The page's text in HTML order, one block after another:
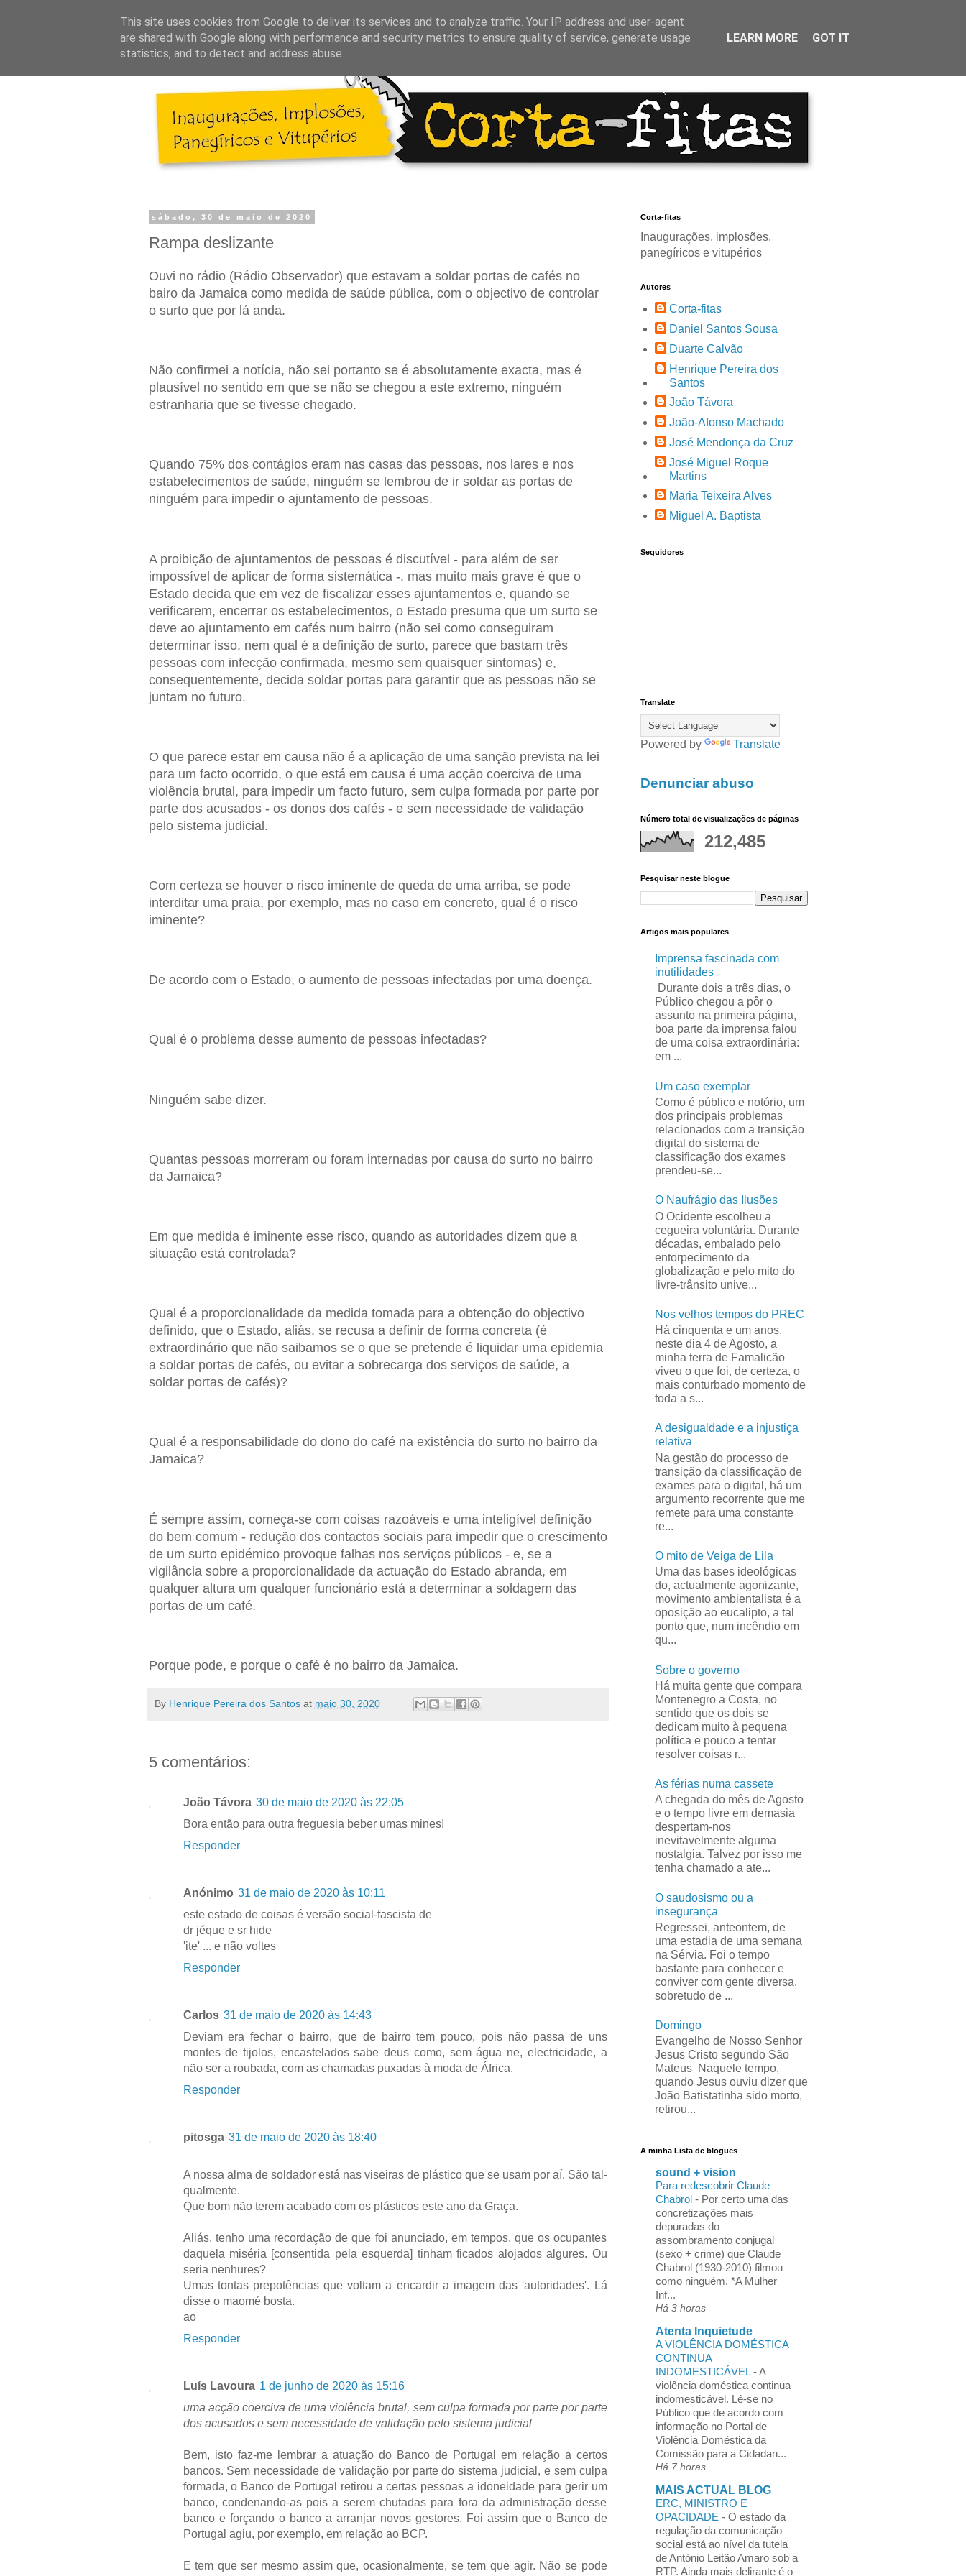
sábado, 30 de maio de 2020
Rampa deslizante
Ouvi no rádio (Rádio Observador) que estavam a soldar portas de cafés no
bairo da Jamaica como medida de saúde pública, com o objectivo de controlar
o surto que por lá anda.
Não confirmei a notícia, não sei portanto se é absolutamente exacta, mas é
plausível no sentido em que se não se chegou a este extremo, ninguém
estranharia que se tivesse chegado.
Quando 75% dos contágios eram nas casas das pessoas, nos lares e nos
estabelecimentos de saúde, ninguém se lembrou de ir soldar as portas de
ninguém para impedir o ajuntamento de pessoas.
A proibição de ajuntamentos de pessoas é discutível - para além de ser
impossível de aplicar de forma sistemática -, mas muito mais grave é que o
Estado decida que em vez de fiscalizar esses ajuntamentos e, quando se
verificarem, encerrar os estabelecimentos, o Estado presuma que um surto se
deve ao ajuntamento em cafés num bairro (não sei como conseguiram
determinar isso, nem qual é a definição de surto, parece que bastam três
pessoas com infecção confirmada, mesmo sem quaisquer sintomas) e,
consequentemente, decida soldar portas para garantir que as pessoas não se
juntam no futuro.
O que parece estar em causa não é a aplicação de uma sanção prevista na lei
para um facto ocorrido, o que está em causa é uma acção coerciva de uma
violência brutal, para impedir um facto futuro, sem culpa formada por parte por
parte dos acusados - os donos dos cafés - e sem necessidade de validação
pelo sistema judicial.
Com certeza se houver o risco iminente de queda de uma arriba, se pode
interditar uma praia, por exemplo, mas no caso em concreto, qual é o risco
iminente?
De acordo com o Estado, o aumento de pessoas infectadas por uma doença.
Qual é o problema desse aumento de pessoas infectadas?
Ninguém sabe dizer.
Quantas pessoas morreram ou foram internadas por causa do surto no bairro
da Jamaica?
Em que medida é iminente esse risco, quando as autoridades dizem que a
situação está controlada?
Qual é a proporcionalidade da medida tomada para a obtenção do objectivo
definido, que o Estado, aliás, se recusa a definir de forma concreta (é
extraordinário que não saibamos se o que se pretende é liquidar uma epidemia
a soldar portas de cafés, ou evitar a sobrecarga dos serviços de saúde, a
soldar portas de cafés)?
Qual é a responsabilidade do dono do café na existência do surto no bairro da
Jamaica?
É sempre assim, começa-se com coisas razoáveis e uma inteligível definição
do bem comum - redução dos contactos sociais para impedir que o crescimento
de um surto epidémico provoque falhas nos serviços públicos - e, se a
vigilância sobre a proporcionalidade da actuação do Estado abranda, em
qualquer altura um qualquer funcionário está a determinar a soldagem das
portas de um café.
Porque pode, e porque o café é no bairro da Jamaica.
By Henrique Pereira dos Santos at maio 30, 2020
5 comentários:
João Távora 30 de maio de 2020 às 22:05
Bora então para outra freguesia beber umas mines!
Responder
Anónimo 31 de maio de 2020 às 10:11
este estado de coisas é versão social-fascista de
dr jéque e sr hide
'ite' ... e não voltes
Responder
Carlos 31 de maio de 2020 às 14:43
Deviam era fechar o bairro, que de bairro tem pouco, pois não passa de uns
montes de tijolos, encastelados sabe deus como, sem água ne, electricidade, a
não ser a roubada, com as chamadas puxadas à moda de África.
Responder
pitosga 31 de maio de 2020 às 18:40
A nossa alma de soldador está nas viseiras de plástico que se usam por aí. São tal-
qualmente.
Que bom não terem acabado com os plásticos este ano da Graça.
Aliás, tenho uma recordação de que foi anunciado, em tempos, que os ocupantes
daquela miséria [consentida pela esquerda] tinham ficados alojados algures. Ou
seria nenhures?
Umas tontas prepotências que voltam a encardir a imagem das 'autoridades'. Lá
disse o maomé bosta.
ao
Responder
Luís Lavoura 1 de junho de 2020 às 15:16
uma acção coerciva de uma violência brutal, sem culpa formada por parte por parte
dos acusados e sem necessidade de validação pelo sistema judicial
Bem, isto faz-me lembrar a atuação do Banco de Portugal em relação a certos
bancos. Sem necessidade de validação por parte do sistema judicial, e sem culpa
formada, o Banco de Portugal retirou a certas pessoas a idoneidade para gerir um
banco, condenando-as pois a serem chutadas para fora da administração desse
banco e forçando o banco a arranjar novos gestores. Foi assim que o Banco de
Portugal agiu, por exemplo, em relação ao BCP.
E tem que ser mesmo assim que, ocasionalmente, se tem que agir. Não se pode
Corta-fitas
Inaugurações, implosões,
panegíricos e vitupérios
Autores
Corta-fitas
Daniel Santos Sousa
Duarte Calvão
Henrique Pereira dos
Santos
João Távora
João-Afonso Machado
José Mendonça da Cruz
José Miguel Roque
Martins
Maria Teixeira Alves
Miguel A. Baptista
Seguidores
Translate
Powered by Translate
Denunciar abuso
Número total de visualizações de páginas
212,485
Pesquisar neste blogue
Artigos mais populares
Imprensa fascinada com
inutilidades
Durante dois a três dias, o
Público chegou a pôr o
assunto na primeira página,
boa parte da imprensa falou
de uma coisa extraordinária:
em ...
Um caso exemplar
Como é público e notório, um
dos principais problemas
relacionados com a transição
digital do sistema de
classificação dos exames
prendeu-se...
O Naufrágio das Ilusões
O Ocidente escolheu a
cegueira voluntária. Durante
décadas, embalado pelo
entorpecimento da
globalização e pelo mito do
livre-trânsito unive...
Nos velhos tempos do PREC
Há cinquenta e um anos,
neste dia 4 de Agosto, a
minha terra de Famalicão
viveu o que foi, de certeza, o
mais conturbado momento de
toda a s...
A desigualdade e a injustiça
relativa
Na gestão do processo de
transição da classificação de
exames para o digital, há um
argumento recorrente que me
remete para uma constante
re...
O mito de Veiga de Lila
Uma das bases ideológicas
do, actualmente agonizante,
movimento ambientalista é a
oposição ao eucalipto, a tal
ponto que, num incêndio em
qu...
Sobre o governo
Há muita gente que compara
Montenegro a Costa, no
sentido que os dois se
dedicam muito à pequena
política e pouco a tentar
resolver coisas r...
As férias numa cassete
A chegada do mês de Agosto
e o tempo livre em demasia
despertam-nos
inevitavelmente alguma
nostalgia. Talvez por isso me
tenha chamado a ate...
O saudosismo ou a
insegurança
Regressei, anteontem, de
uma estadia de uma semana
na Sérvia. Foi o tempo
bastante para conhecer e
conviver com gente diversa,
sobretudo de ...
Domingo
Evangelho de Nosso Senhor
Jesus Cristo segundo São
Mateus Naquele tempo,
quando Jesus ouviu dizer que
João Batistatinha sido morto,
retirou...
A minha Lista de blogues
sound + vision
Para redescobrir Claude
Chabrol - Por certo uma das
concretizações mais
depuradas do
assombramento conjugal
(sexo + crime) que Claude
Chabrol (1930-2010) filmou
como ninguém, *A Mulher
Inf...
Há 3 horas
Atenta Inquietude
A VIOLÊNCIA DOMÉSTICA
CONTINUA
INDOMESTICÁVEL-A
violência doméstica continua
indomesticável. Lê-se no
Público que de acordo com
informação no Portal de
Violência Doméstica da
Comissão para a Cidadan...
Há 7 horas
MAIS ACTUAL BLOG
ERC, MINISTRO E
OPACIDADE - O estado da
regulação da comunicação
social está ao nível da tutela
de António Leitão Amaro sob a
RTP. Ainda mais delirante é o
This site uses cookies from Google to deliver its services and to analyze traffic. Your IP address and user-agent
are shared with Google along with performance and security metrics to ensure quality of service, generate usage
statistics, and to detect and address abuse.
LEARN MORE GOT IT